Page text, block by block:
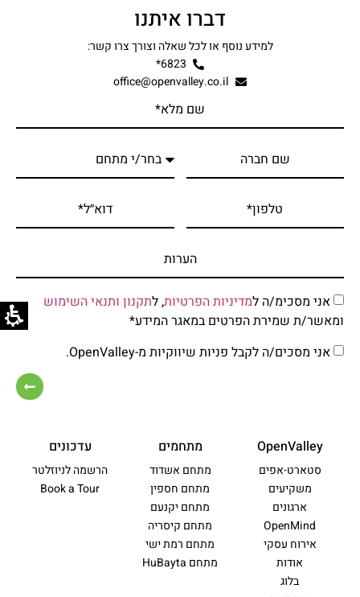
דברו איתנו
למידע נוסף או לכל שאלה וצורך צרו קשר:
6823*
office@openvalley.co.il
אני מסכימ/ה למדיניות הפרטיות, לתקנון ותנאי השימוש
ומאשר/ת שמירת הפרטים במאגר המידע*
אני מסכים/ה לקבל פניות שיווקיות מ-OpenValley.
OpenValley
סטארט-אפים
משקיעים
ארגונים
OpenMind
אירוח עסקי
אודות
בלוג
מתחמים
מתחם אשדוד
מתחם חספין
מתחם יקנעם
מתחם קיסריה
מתחם רמת ישי
מתחם HuBayta
עדכונים
הרשמה לניוזלטר
Book a Tour